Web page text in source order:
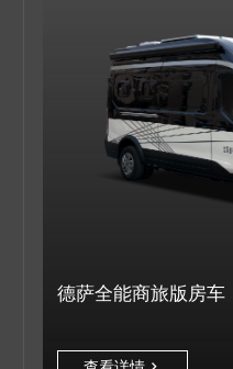
德萨全能商旅版房车